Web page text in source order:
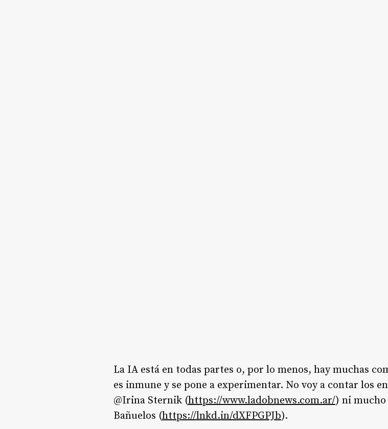
La IA está en todas partes o, por lo menos, hay muchas
es inmune y se pone a experimentar. No voy a contar los
@Irina Sternik (https://www.ladobnews.com.ar/) ni mucho
Bañuelos (https://lnkd.in/dXFPGPJb).